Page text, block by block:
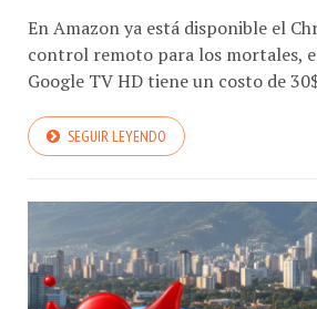
En Amazon ya está disponible el
control remoto para los mortales,
Google TV HD tiene un costo de
SEGUIR LEYENDO